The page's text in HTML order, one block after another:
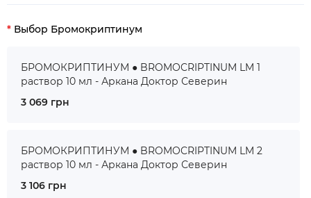
Выбор Бромокриптинум
БРОМОКРИПТИНУМ ● BROMOCRIPTINUM LM 1
раствор 10 мл - Аркана Доктор Северин
3 069 грн
БРОМОКРИПТИНУМ ● BROMOCRIPTINUM LM 2
раствор 10 мл - Аркана Доктор Северин
3 106 грн